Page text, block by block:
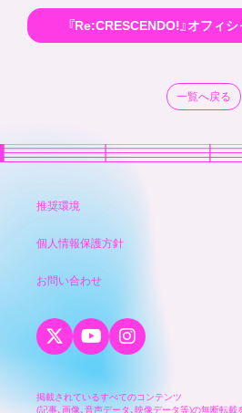
『Re:CRESCENDO!』オフィ
一覧へ戻る
推奨環境
個人情報保護方針
お問い合わせ
掲載されているすべてのコンテンツ
(記事、画像、音声データ、映像データ等)の無断転載